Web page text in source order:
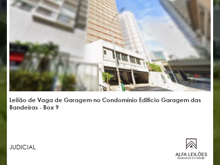
Leilão de Vaga de Garagem no Condomínio Edifício Garagem das
Bandeiras - Box 9
JUDICIAL